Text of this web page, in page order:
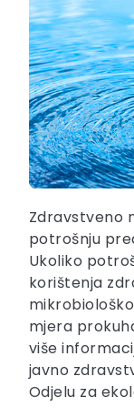
Zdravstveno
potrošnju
Ukoliko
korištenja
mjera
više
javno
Odjelu za